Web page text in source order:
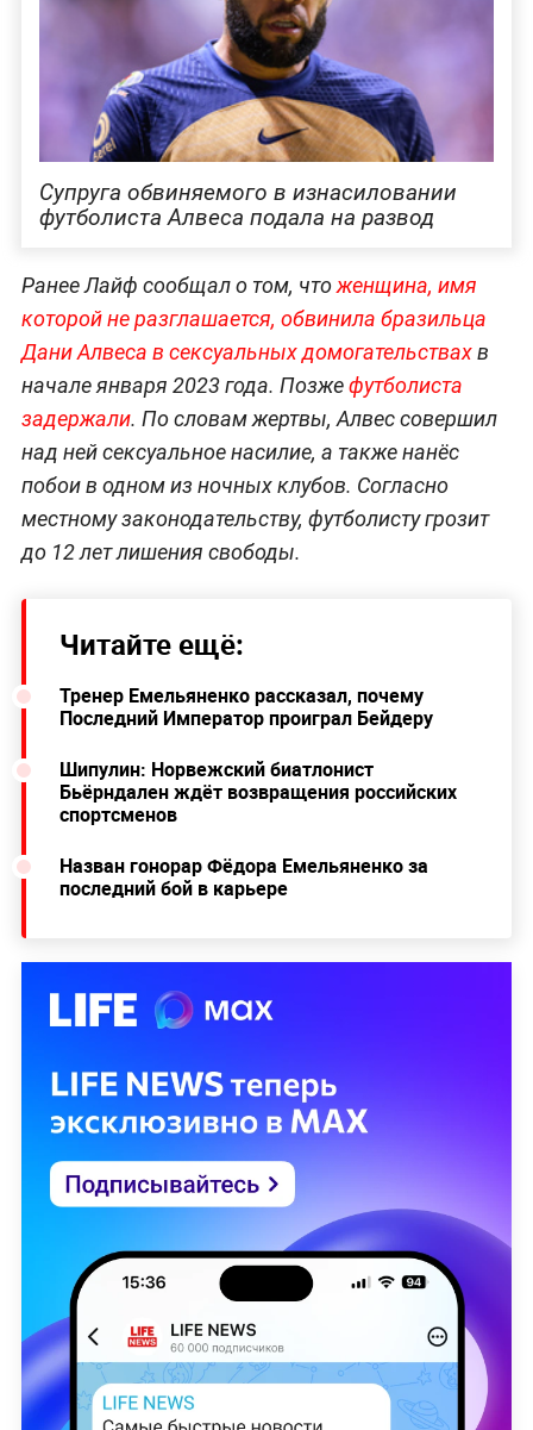
Супруга обвиняемого в изнасиловании
футболиста Алвеса подала на развод
Ранее Лайф сообщал о том, чтоженщина, имя
которой не разглашается, обвинила бразильца
Дани Алвеса в сексуальных домогательствахв
начале января 2023 года. Позжефутболиста
задержали. По словам жертвы, Алвес совершил
над ней сексуальное насилие, а также нанёс
побои в одном из ночных клубов. Согласно
местному законодательству, футболисту грозит
до 12 лет лишения свободы.
Читайте ещё:
Тренер Емельяненко рассказал, почему
Последний Император проиграл Бейдеру
Шипулин: Норвежский биатлонист
Бьёрндален ждёт возвращения российских
спортсменов
Назван гонорар Фёдора Емельяненко за
последний бой в карьере